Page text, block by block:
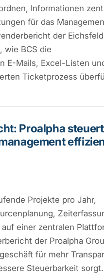
Informationen
für das
der
wie BCS die
E-Mails, Excel-Listen
Ticketprozess
Proalpha steuert
Projekte pro Jahr,
einer zentralen
der Proalpha
für mehr
Steuerbarkeit sorgt.